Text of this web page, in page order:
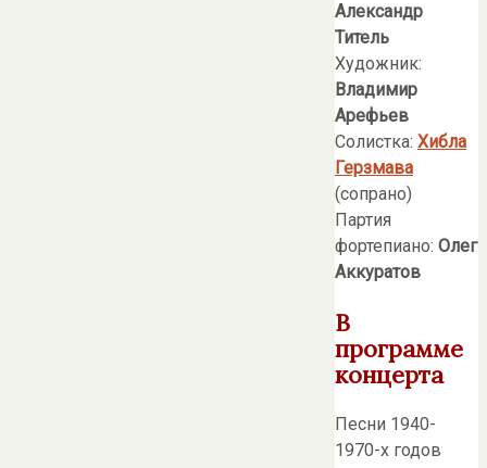
Александр
Титель
Художник:
Владимир
Арефьев
Солистка: Хибла
Герзмава
(сопрано)
Партия
фортепиано: Олег
Аккуратов
В
программе
концерта
Песни 1940-
1970-х годов